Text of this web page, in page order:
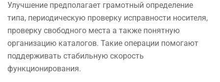
Улучшение предполагает грамотный определение
типа, периодическую проверку исправности носителя,
проверку свободного места а также понятную
организацию каталогов. Такие операции помогают
поддерживать стабильную скорость
функционирования.